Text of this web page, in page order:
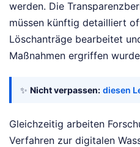
werden. Die
müssen künftig detailliert
Löschanträge bearbeitet
Maßnahmen ergriffen
✨ Nicht verpassen: diesen
Gleichzeitig arbeiten
Verfahren zur digitalen